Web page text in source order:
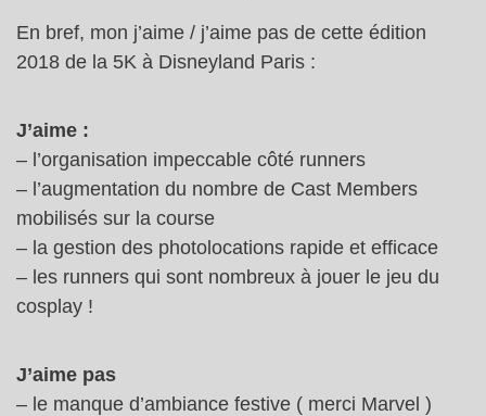
En bref, mon j’aime / j’aime pas de cette édition
2018 de la 5K à Disneyland Paris :
J’aime :
– l’organisation impeccable côté runners
– l’augmentation du nombre de Cast Members
mobilisés sur la course
– la gestion des photolocations rapide et efficace
– les runners qui sont nombreux à jouer le jeu du
cosplay !
J’aime pas
– le manque d’ambiance festive ( merci Marvel )